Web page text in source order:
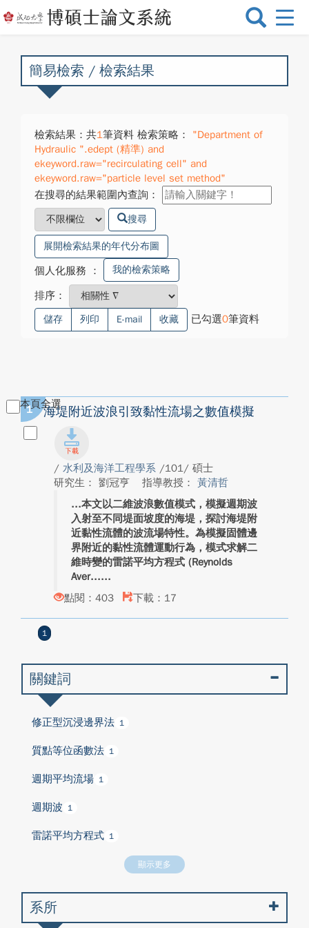
選
換
簡易檢索 / 檢索結果
檢索結果：共1筆資料 檢索策略：
"Department of
Hydraulic ".edept (精準) and
ekeyword.raw="recirculating cell" and
ekeyword.raw="particle level set method"
在搜尋的結果範圍內查詢：
搜尋
展開檢索結果的年代分布圖
個人化服務 ： 我的檢索策略
排序：
儲存 列印 E-mail 收藏 已勾選0筆資料
本頁全選
1 海堤附近波浪引致黏性流場之數值模擬
/ 水利及海洋工程學系 /101/ 碩士
研究生： 劉冠亨
指導教授： 黃清哲
本文以二維波浪數值模式，模擬週期波
入射至不同堤面坡度的海堤，探討海堤附
近黏性流體的波流場特性。為模擬固體邊
界附近的黏性流體運動行為，模式求解二
維時變的雷諾平均方程式 (Reynolds
Aver...
點閱：403
下載：17
1
關鍵詞
修正型沉浸邊界法 1
質點等位函數法 1
週期平均流場 1
週期波 1
雷諾平均方程式 1
顯示更多
系所